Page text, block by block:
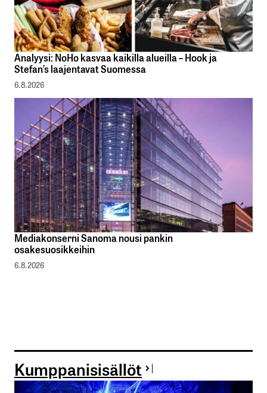
Analyysi: NoHo kasvaa kaikilla alueilla – Hook ja
Stefan’s laajentavat Suomessa
6.8.2026
Mediakonserni Sanoma nousi pankin
osakesuosikkeihin
6.8.2026
Kumppanisisällöt